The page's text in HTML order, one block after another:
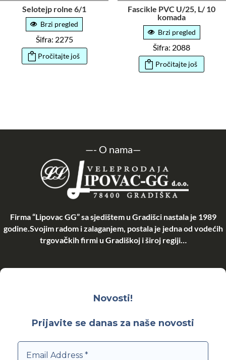
Selotejp rolne 6/1
Brzi pregled
Šifra: 2275
Pročitajte još
Fascikle PVC U/25, L/ 10
komada
Brzi pregled
Šifra: 2088
Pročitajte još
—- O nama—
Firma “Lipovac GG” sa sjedištem u Gradišci nastala je 1989
godine.Svojim radom i zalaganjem, postala je jedna od vodećih
trgovačkih firmi u Gradiškoj i široj regiji…
Novosti!
Prijavite se danas za naše novosti